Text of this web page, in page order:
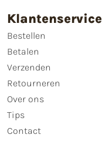
Klantenservice
Bestellen
Betalen
Verzenden
Retourneren
Over ons
Tips
Contact